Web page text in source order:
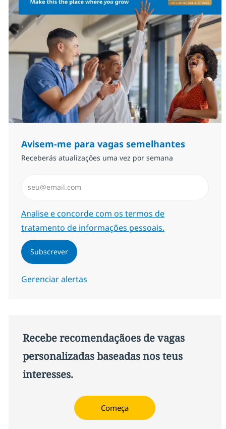
Avisem-me para vagas semelhantes
Receberás atualizações uma vez por semana
Required
Analise e concorde com os termos de
tratamento de informações pessoais.
Subscrever
Gerenciar alertas
Recebe recomendaçãoes de vagas
personalizadas baseadas nos teus
interesses.
Começa